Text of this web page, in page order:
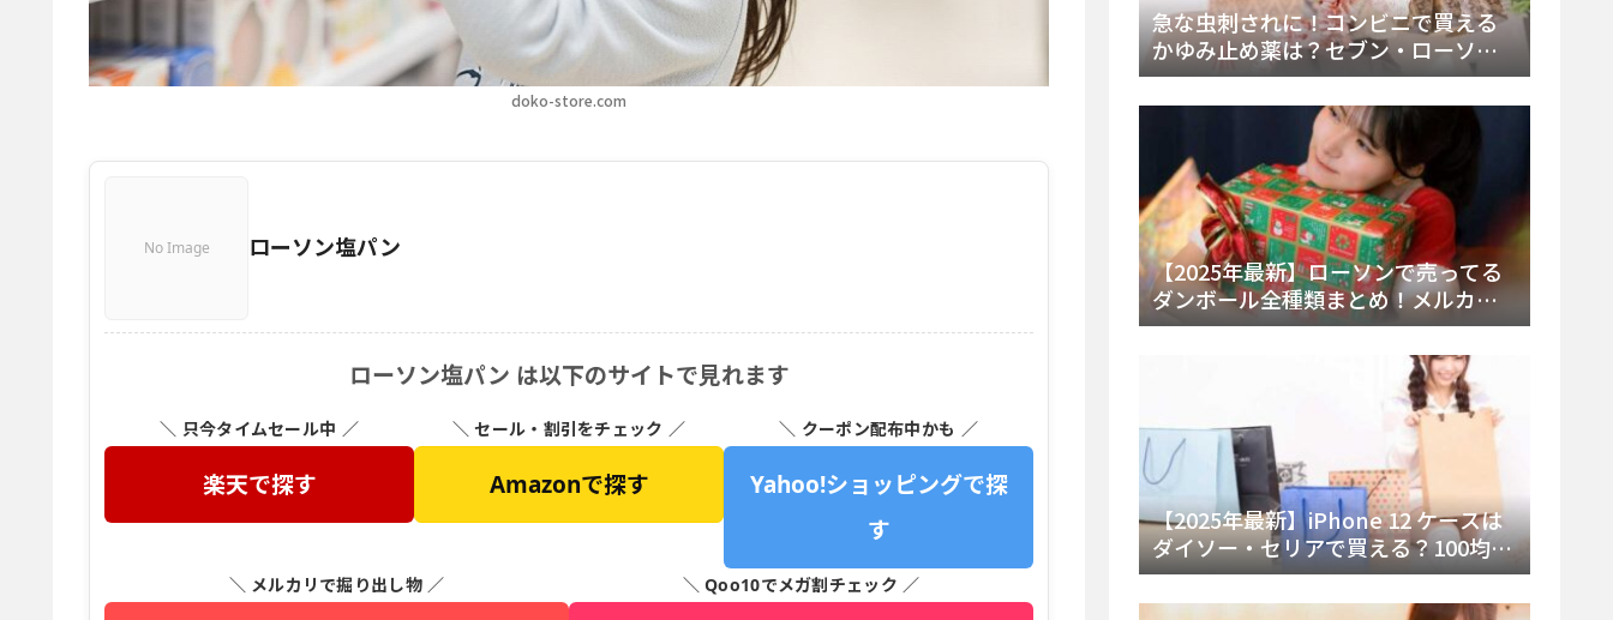
doko-store.com
No Image ローソン塩パン
ローソン塩パン は以下のサイトで見れます
＼ 只今タイムセール中 ／
楽天で探す
＼ セール・割引をチェック ／
Amazonで探す
＼ クーポン配布中かも ／
Yahoo!ショッピングで探
す
＼ メルカリで掘り出し物 ／ ＼ Qoo10でメガ割チェック ／
急な虫刺されに！コンビニで買える
かゆみ止め薬は？セブン・ローソ
ン・ファミマの販売状況と定番商品
まとめ
【2025年最新】ローソンで売ってる
ダンボール全種類まとめ！メルカリ
便・ゆうパック対応サイズと価格を
【2025年最新】iPhone 12 ケースは
ダイソー・セリアで買える？100均の
在庫状況と失敗しない選び方を徹底
解説！